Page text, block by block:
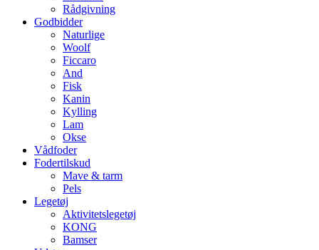
Rådgivning
Godbidder
Naturlige
Woolf
Ficcaro
And
Fisk
Kanin
Kylling
Lam
Okse
Vådfoder
Fodertilskud
Mave & tarm
Pels
Legetøj
Aktivitetslegetøj
KONG
Bamser